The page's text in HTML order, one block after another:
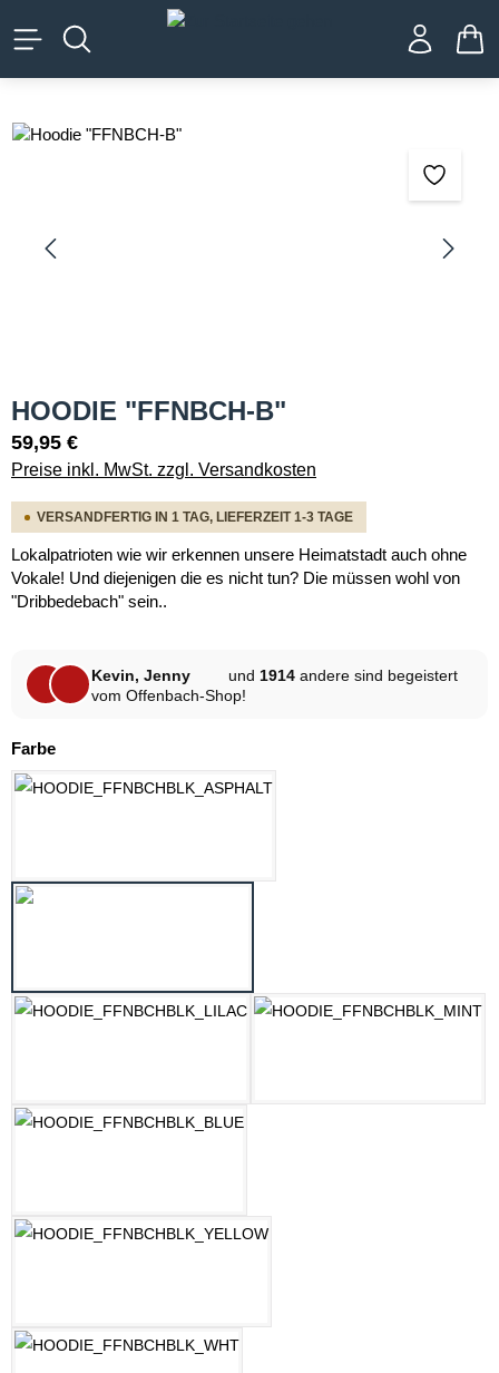
springen
Bildergalerie überspringen
HOODIE "FFNBCH-B"
59,95 €
Preise inkl. MwSt. zzgl. Versandkosten
VERSANDFERTIG IN 1 TAG, LIEFERZEIT 1-3 TAGE
Lokalpatrioten wie wir erkennen unsere Heimatstadt auch ohne
Vokale! Und diejenigen die es nicht tun? Die müssen wohl von
"Dribbedebach" sein..
Kevin, Jenny und 1914 andere sind begeistert
vom Offenbach-Shop!
Farbeauswählen